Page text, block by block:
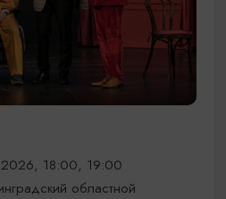
18:00, 19:00
областной